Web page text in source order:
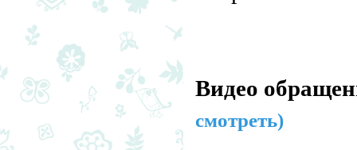
Видео
смотреть)